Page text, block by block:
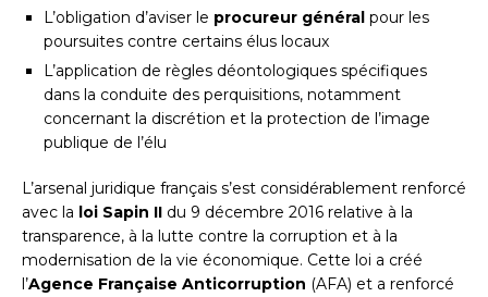
L’obligation d’aviser le procureur général pour les
poursuites contre certains élus locaux
L’application de règles déontologiques spécifiques
dans la conduite des perquisitions, notamment
concernant la discrétion et la protection de l’image
publique de l’élu
L’arsenal juridique français s’est considérablement renforcé
avec la loi Sapin II du 9 décembre 2016 relative à la
transparence, à la lutte contre la corruption et à la
modernisation de la vie économique. Cette loi a créé
l’Agence Française Anticorruption (AFA) et a renforcé